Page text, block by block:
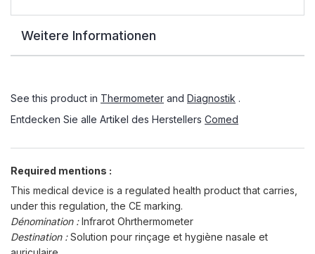
Weitere Informationen
See this product in Thermometer and Diagnostik .
Entdecken Sie alle Artikel des Herstellers Comed
Required mentions :
This medical device is a regulated health product that carries,
under this regulation, the CE marking.
Dénomination :Infrarot Ohrthermometer
Destination :Solution pour rinçage et hygiène nasale et